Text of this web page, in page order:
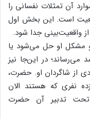
آن‌ تمثلات‌ نفسانی‌ را
است‌. این‌ بخش‌ اول‌
واقعیت‌بینی‌ جدا شود.
مشکل‌ او حل‌ می‌شود یا
در این‌جا نیز
از شاگردان‌ او. حضرت‌،
نفری‌ که‌ هستند الان‌
تحت‌ تدبیر آن‌ حضرت‌